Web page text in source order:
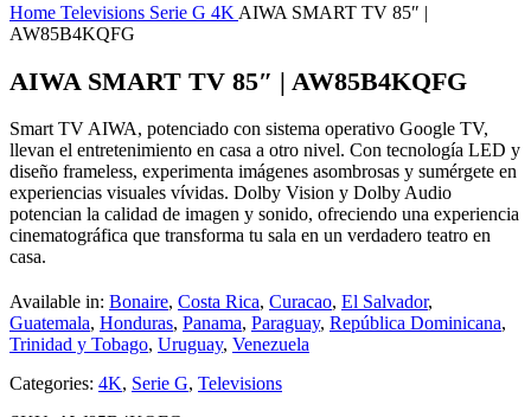
Home Televisions Serie G 4K AIWA SMART TV 85″ |
AW85B4KQFG
AIWA SMART TV 85″ | AW85B4KQFG
Smart TV AIWA, potenciado con sistema operativo Google TV,
llevan el entretenimiento en casa a otro nivel. Con tecnología LED y
diseño frameless, experimenta imágenes asombrosas y sumérgete en
experiencias visuales vívidas. Dolby Vision y Dolby Audio
potencian la calidad de imagen y sonido, ofreciendo una experiencia
cinematográfica que transforma tu sala en un verdadero teatro en
casa.
Available in: Bonaire, Costa Rica, Curacao, El Salvador,
Guatemala, Honduras, Panama, Paraguay, República Dominicana,
Trinidad y Tobago, Uruguay, Venezuela
Categories: 4K, Serie G, Televisions